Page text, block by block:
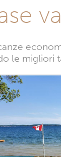
le migliori